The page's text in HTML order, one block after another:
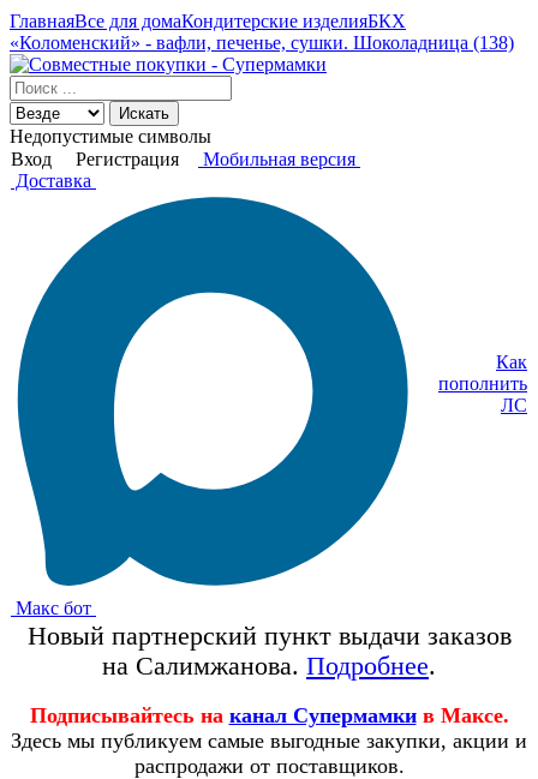
ГлавнаяВсе для домаКондитерские изделияБКХ
«Коломенский» - вафли, печенье, сушки. Шоколадница (138)
Искать
Недопустимые символы
Вход
Регистрация
Мобильная версия
Доставка
Макс бот
Как
пополнить
ЛС
Новый партнерский пункт выдачи заказов
на Салимжанова. Подробнее.
Подписывайтесь на канал Супермамки в Максе.
Здесь мы публикуем самые выгодные закупки, акции и
распродажи от поставщиков.